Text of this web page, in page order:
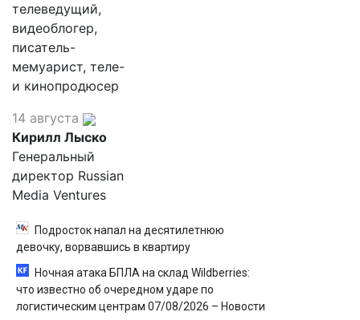
телеведущий,
видеоблогер,
писатель-
мемуарист, теле-
и кинопродюсер
14 августа
Кирилл Лыско
Генеральный
директор Russian
Media Ventures
Подросток напал на десятилетнюю
девочку, ворвавшись в квартиру
Ночная атака БПЛА на склад Wildberries:
что известно об очередном ударе по
логистическим центрам 07/08/2026 – Новости